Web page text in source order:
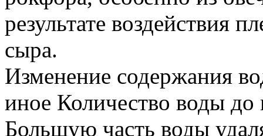
результате воздействия
сыра.
Изменение содержания
иное Количество воды до
Большую часть воды